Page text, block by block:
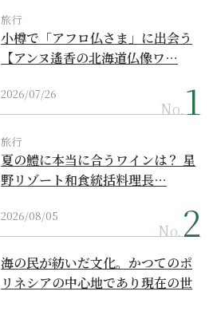
旅行
小樽で「アフロ仏さま」に出会う
【アンヌ遙香の北海道仏像ワ…
2026/07/26
No.
旅行
夏の鱧に本当に合うワインは？ 星
野リゾート和食統括料理長…
2026/08/05
No.
海の民が紡いだ文化。かつてのポ
リネシアの中心地であり現在の世